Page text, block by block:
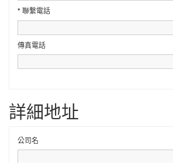
*聯繫電話
傳真電話
詳細地址
公司名